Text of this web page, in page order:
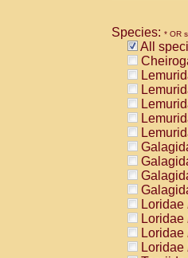
Species: * OR
All
Loridae
Loridae
Loridae
Loridae